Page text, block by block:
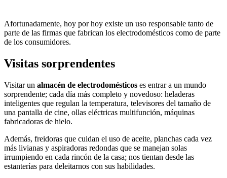
Afortunadamente, hoy por hoy existe un uso responsable tanto de
parte de las firmas que fabrican los electrodomésticos como de parte
de los consumidores.
Visitas sorprendentes
Visitar un almacén de electrodomésticos es entrar a un mundo
sorprendente; cada día más completo y novedoso: heladeras
inteligentes que regulan la temperatura, televisores del tamaño de
una pantalla de cine, ollas eléctricas multifunción, máquinas
fabricadoras de hielo.
Además, freidoras que cuidan el uso de aceite, planchas cada vez
más livianas y aspiradoras redondas que se manejan solas
irrumpiendo en cada rincón de la casa; nos tientan desde las
estanterías para deleitarnos con sus habilidades.